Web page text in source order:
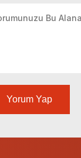
Yorum Yap